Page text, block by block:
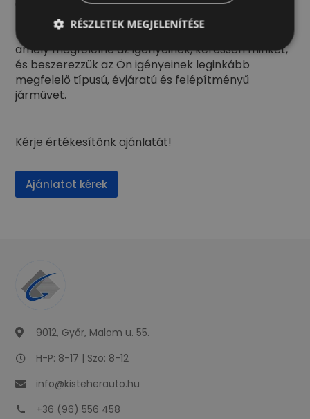
állnak a rendelkezésére!
Ha hirdetéseink között nem talált olyan járművet,
amely megfelelne az igényeinek, keressen minket,
és beszerezzük az Ön igényeinek leginkább
megfelelő típusú, évjáratú és felépítményű
járművet.
Kérje értékesítőnk ajánlatát!
Ajánlatot kérek
9012, Győr, Malom u. 55.
H-P: 8-17 | Szo: 8-12
info@kisteherauto.hu
+36 (96) 556 458
RÉSZLETEK MEGJELENÍTÉSE